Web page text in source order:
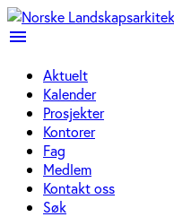
menu
Aktuelt
Kalender
Prosjekter
Kontorer
Fag
Medlem
Kontakt oss
Søk